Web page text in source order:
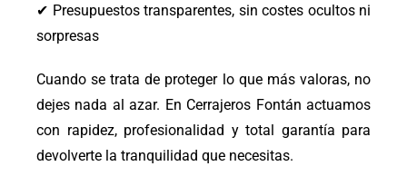
✔ Presupuestos transparentes, sin costes ocultos ni
sorpresas
Cuando se trata de proteger lo que más valoras, no
dejes nada al azar. En Cerrajeros Fontán actuamos
con rapidez, profesionalidad y total garantía para
devolverte la tranquilidad que necesitas.